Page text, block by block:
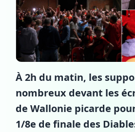
À 2h du matin, les
nombreux devant les
de Wallonie picarde
1/8e de finale des